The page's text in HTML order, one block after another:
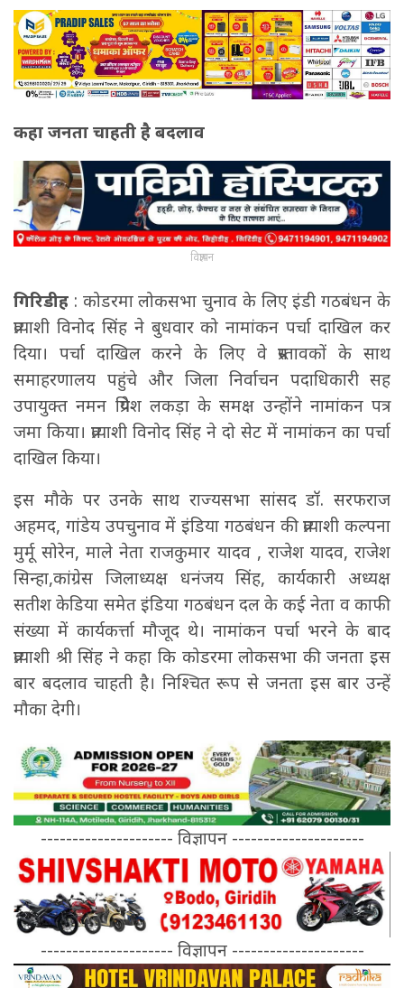
कहा जनता चाहती है बदलाव
विज्ञापन
गिरिडीह : कोडरमा लोकसभा चुनाव के लिए इंडी गठबंधन के
प्रत्याशी विनोद सिंह ने बुधवार को नामांकन पर्चा दाखिल कर
दिया। पर्चा दाखिल करने के लिए वे प्रस्तावकों के साथ
समाहरणालय पहुंचे और जिला निर्वाचन पदाधिकारी सह
उपायुक्त नमन प्रियेश लकड़ा के समक्ष उन्होंने नामांकन पत्र
जमा किया। प्रत्याशी विनोद सिंह ने दो सेट में नामांकन का पर्चा
दाखिल किया।
इस मौके पर उनके साथ राज्यसभा सांसद डॉ. सरफराज
अहमद, गांडेय उपचुनाव में इंडिया गठबंधन की प्रत्याशी कल्पना
मुर्मू सोरेन, माले नेता राजकुमार यादव , राजेश यादव, राजेश
सिन्हा,कांग्रेस जिलाध्यक्ष धनंजय सिंह, कार्यकारी अध्यक्ष
सतीश केडिया समेत इंडिया गठबंधन दल के कई नेता व काफी
संख्या में कार्यकर्त्ता मौजूद थे। नामांकन पर्चा भरने के बाद
प्रत्याशी श्री सिंह ने कहा कि कोडरमा लोकसभा की जनता इस
बार बदलाव चाहती है। निश्चित रूप से जनता इस बार उन्हें
मौका देगी।
--------------------- विज्ञापन ---------------------
--------------------- विज्ञापन ---------------------